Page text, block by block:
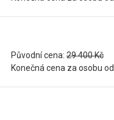
Původní cena:29 400 Kč
Konečná cena za osobu